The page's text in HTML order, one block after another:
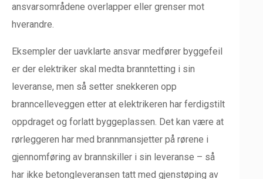
ansvarsområdene overlapper eller grenser mot
hverandre.
Eksempler der uavklarte ansvar medfører byggefeil
er der elektriker skal medta branntetting i sin
leveranse, men så setter snekkeren opp
branncelleveggen etter at elektrikeren har ferdigstilt
oppdraget og forlatt byggeplassen. Det kan være at
rørleggeren har med brannmansjetter på rørene i
gjennomføring av brannskiller i sin leveranse – så
har ikke betongleveransen tatt med gjenstøping av